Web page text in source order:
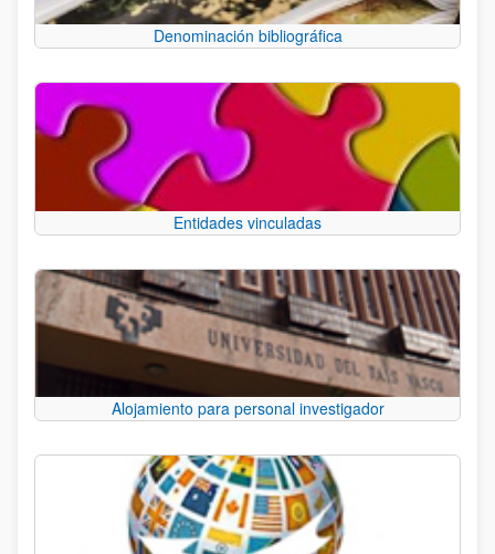
Denominación bibliográfica
Entidades vinculadas
Alojamiento para personal investigador